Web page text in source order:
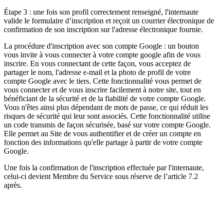
Étape 3 : une fois son profil correctement renseigné, l'internaute
valide le formulaire d’inscription et reçoit un courrier électronique de
confirmation de son inscription sur l'adresse électronique fournie.
La procédure d'inscription avec son compte Google : un bouton
vous invite à vous connecter à votre compte google afin de vous
inscrire. En vous connectant de cette façon, vous acceptez de
partager le nom, l'adresse e-mail et la photo de profil de votre
compte Google avec le tiers. Cette fonctionnalité vous permet de
vous connecter et de vous inscrire facilement à notre site, tout en
bénéficiant de la sécurité et de la fiabilité de votre compte Google.
Vous n'êtes ainsi plus dépendant de mots de passe, ce qui réduit les
risques de sécurité qui leur sont associés. Cette fonctionnalité utilise
un code transmis de façon sécurisée, basé sur votre compte Google.
Elle permet au Site de vous authentifier et de créer un compte en
fonction des informations qu'elle partage à partir de votre compte
Google.
Une fois la confirmation de l'inscription effectuée par l'internaute,
celui-ci devient Membre du Service sous réserve de l’article 7.2
après.